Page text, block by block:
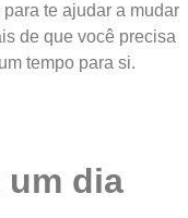
te ajudar a mudar
de que você precisa
tempo para si.
um dia